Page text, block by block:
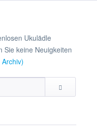
Ukulädle
Sie keine Neuigkeiten